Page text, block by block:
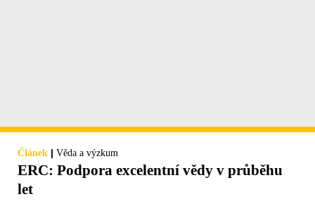
Článek | Věda a výzkum
ERC: Podpora excelentní vědy v průběhu
let